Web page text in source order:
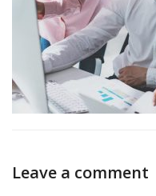
Leave a comment